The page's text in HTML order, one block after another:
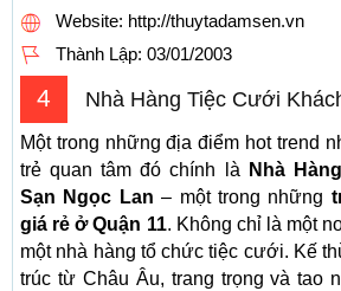
Website: http://thuytadamsen.vn
Thành Lập: 03/01/2003
4 Nhà Hàng Tiệc Cưới
Một trong những địa điểm hot trend
trẻ quan tâm đó chính là
Nhà
Sạn Ngọc Lan – một trong những
giá rẻ ở Quận 11. Không chỉ là một
một nhà hàng tổ chức tiệc cưới. Kế
trúc từ Châu Âu, trang trọng và tao